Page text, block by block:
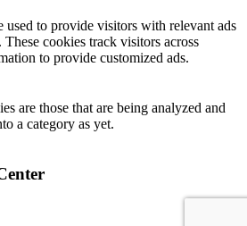
used to provide visitors with relevant ads
cookies track visitors across
to provide customized ads.
are those that are being analyzed and
a category as yet.